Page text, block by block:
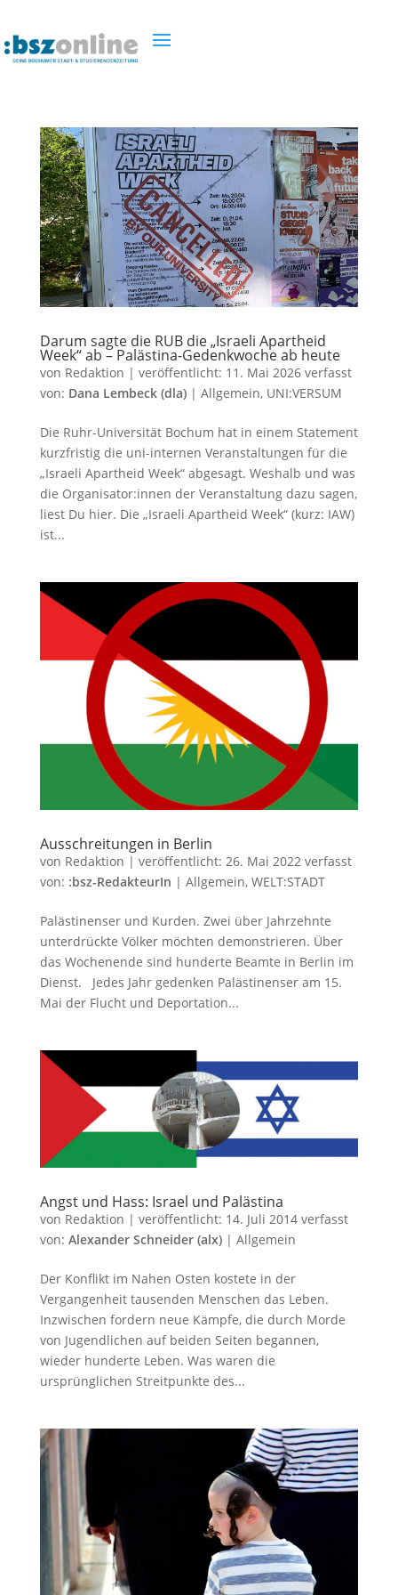
Darum sagte die RUB die „Israeli Apartheid
Week“ ab – Palästina-Gedenkwoche ab heute
von Redaktion | veröffentlicht: 11. Mai 2026verfasst
von: Dana Lembeck (dla)| Allgemein, UNI:VERSUM
Die Ruhr-Universität Bochum hat in einem Statement
kurzfristig die uni-internen Veranstaltungen für die
„Israeli Apartheid Week“ abgesagt. Weshalb und was
die Organisator:innen der Veranstaltung dazu sagen,
liest Du hier. Die „Israeli Apartheid Week“ (kurz: IAW)
ist...
Ausschreitungen in Berlin
von Redaktion | veröffentlicht: 26. Mai 2022 verfasst
von: :bsz-RedakteurIn | Allgemein, WELT:STADT
Palästinenser und Kurden. Zwei über Jahrzehnte
unterdrückte Völker möchten demonstrieren. Über
das Wochenende sind hunderte Beamte in Berlin im
Dienst. Jedes Jahr gedenken Palästinenser am 15.
Mai der Flucht und Deportation...
Angst und Hass: Israel und Palästina
von Redaktion | veröffentlicht: 14. Juli 2014verfasst
von: Alexander Schneider (alx)| Allgemein
Der Konflikt im Nahen Osten kostete in der
Vergangenheit tausenden Menschen das Leben.
Inzwischen fordern neue Kämpfe, die durch Morde
von Jugendlichen auf beiden Seiten begannen,
wieder hunderte Leben. Was waren die
ursprünglichen Streitpunkte des...